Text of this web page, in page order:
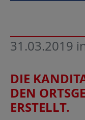
31.03.2019
DIE
DEN
ERSTELLT.